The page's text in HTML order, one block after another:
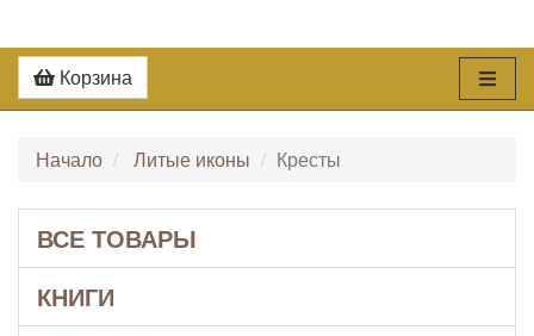
Корзина
Начало Литые иконы Кресты
ВСЕ ТОВАРЫ
КНИГИ